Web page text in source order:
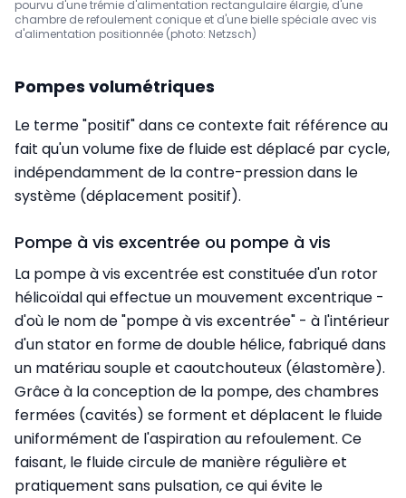
pourvu d'une trémie d'alimentation rectangulaire élargie, d'une
chambre de refoulement conique et d'une bielle spéciale avec vis
d'alimentation positionnée (photo: Netzsch)
Pompes volumétriques
Le terme "positif" dans ce contexte fait référence au
fait qu'un volume fixe de fluide est déplacé par cycle,
indépendamment de la contre-pression dans le
système (déplacement positif).
Pompe à vis excentrée ou pompe à vis
La pompe à vis excentrée est constituée d'un rotor
hélicoïdal qui effectue un mouvement excentrique -
d'où le nom de "pompe à vis excentrée" - à l'intérieur
d'un stator en forme de double hélice, fabriqué dans
un matériau souple et caoutchouteux (élastomère).
Grâce à la conception de la pompe, des chambres
fermées (cavités) se forment et déplacent le fluide
uniformément de l'aspiration au refoulement. Ce
faisant, le fluide circule de manière régulière et
pratiquement sans pulsation, ce qui évite le